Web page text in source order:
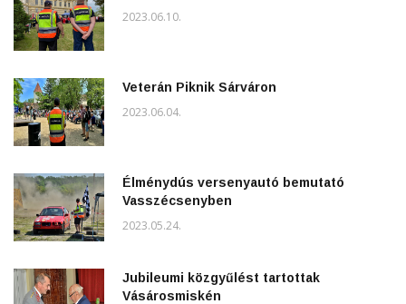
2023.06.10.
Veterán Piknik Sárváron
2023.06.04.
Élménydús versenyautó bemutató
Vasszécsenyben
2023.05.24.
Jubileumi közgyűlést tartottak
Vásárosmiskén